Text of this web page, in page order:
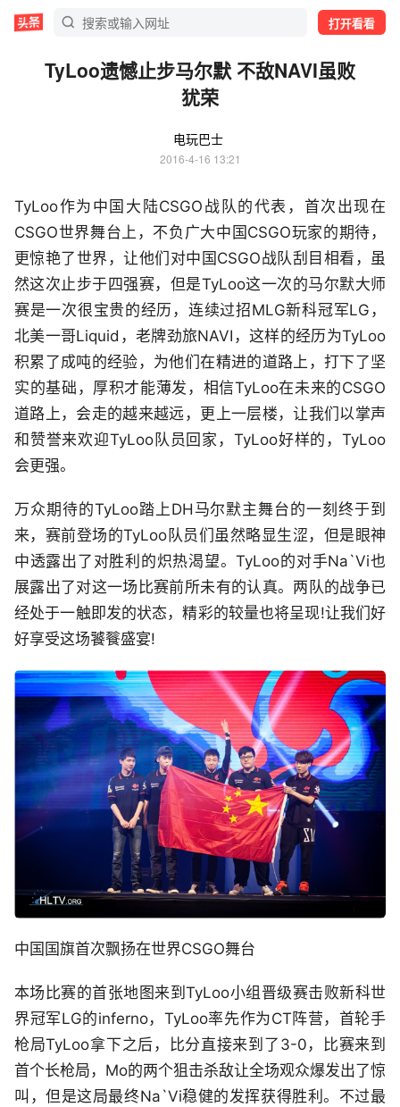
打开看看
TyLoo遗憾止步马尔默 不敌NAVI虽败
犹荣
电玩巴士
2016-4-16 13:21
TyLoo作为中国大陆CSGO战队的代表，首次出现在
CSGO世界舞台上，不负广大中国CSGO玩家的期待，
更惊艳了世界，让他们对中国CSGO战队刮目相看，虽
然这次止步于四强赛，但是TyLoo这一次的马尔默大师
赛是一次很宝贵的经历，连续过招MLG新科冠军LG，
北美一哥Liquid，老牌劲旅NAVI，这样的经历为TyLoo
积累了成吨的经验，为他们在精进的道路上，打下了坚
实的基础，厚积才能薄发，相信TyLoo在未来的CSGO
道路上，会走的越来越远，更上一层楼，让我们以掌声
和赞誉来欢迎TyLoo队员回家，TyLoo好样的，TyLoo
会更强。
万众期待的TyLoo踏上DH马尔默主舞台的一刻终于到
来，赛前登场的TyLoo队员们虽然略显生涩，但是眼神
中透露出了对胜利的炽热渴望。TyLoo的对手Na`Vi也
展露出了对这一场比赛前所未有的认真。两队的战争已
经处于一触即发的状态，精彩的较量也将呈现!让我们好
好享受这场饕餮盛宴!
中国国旗首次飘扬在世界CSGO舞台
本场比赛的首张地图来到TyLoo小组晋级赛击败新科世
界冠军LG的inferno，TyLoo率先作为CT阵营，首轮手
枪局TyLoo拿下之后，比分直接来到了3-0，比赛来到
首个长枪局，Mo的两个狙击杀敌让全场观众爆发出了惊
叫，但是这局最终Na`Vi稳健的发挥获得胜利。不过最